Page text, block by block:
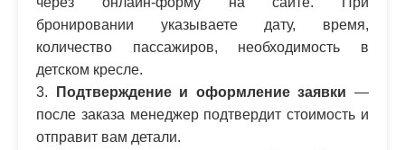
бронировании указываете дату, время,
количество пассажиров, необходимость в
детском кресле.
3.
Подтверждение и оформление заявки —
после заказа менеджер подтвердит стоимость и
отправит вам детали.